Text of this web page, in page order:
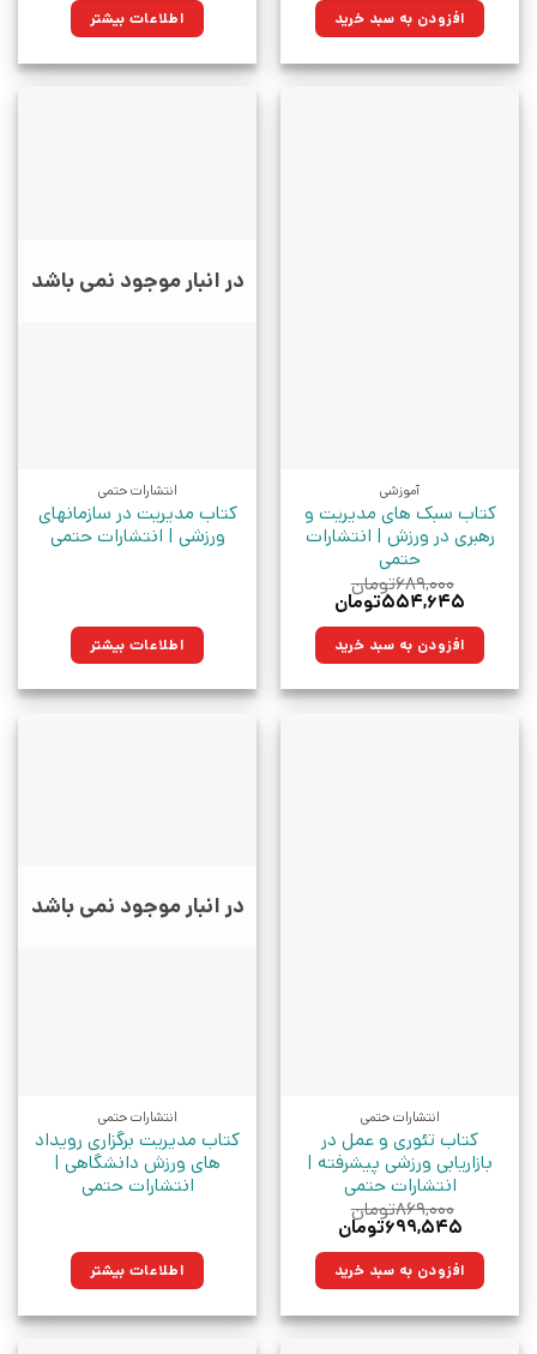
۱۰۰,۰۰۰تومان
بود.
افزودن به سبد خرید اطلاعات بیشتر
آموزشی
کتاب سبک های مدیریت و
رهبری در ورزش | انتشارات
حتمی
۶۸۹,۰۰۰تومان
قیمت
۶۸۹,۰۰۰تومان
بود.
۵۵۴,۶۴۵تومان
۵۵۴,۶۴۵تومان. افزودن به سبد خرید
در انبار موجود نمی باشد
انتشارات حتمی
کتاب مدیریت در سازمانهای
ورزشی | انتشارات حتمی
اطلاعات بیشتر
انتشارات حتمی
کتاب تئوری و عمل در
بازاریابی ورزشی پیشرفته |
انتشارات حتمی
۸۶۹,۰۰۰تومان
قیمت
۸۶۹,۰۰۰تومان
بود.
۶۹۹,۵۴۵تومان
۶۹۹,۵۴۵تومان. افزودن به سبد خرید
در انبار موجود نمی باشد
انتشارات حتمی
کتاب مدیریت برگزاری رویداد
های ورزش دانشگاهی |
انتشارات حتمی
اطلاعات بیشتر